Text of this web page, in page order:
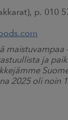
p. 010
maistuvampaa
ja
2025 oli noin